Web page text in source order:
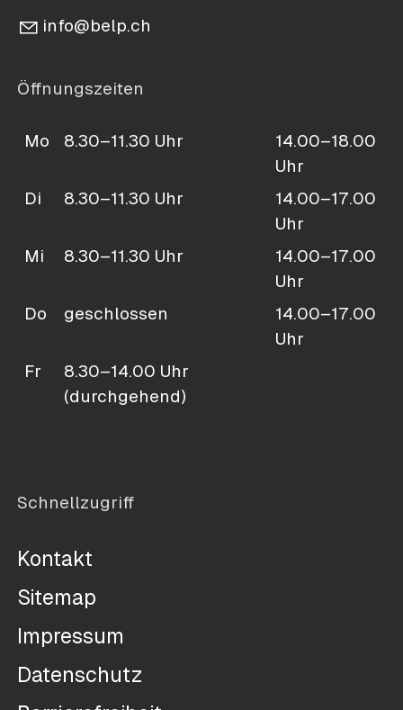
nf b lp ch
Öffnungszeiten
Mo 8.30–11.30 Uhr
14.00–18.00
Uhr
Di
8.30–11.30 Uhr
14.00–17.00
Uhr
Mi
8.30–11.30 Uhr
14.00–17.00
Uhr
Do
geschlossen
14.00–17.00
Uhr
Fr
8.30–14.00 Uhr
(durchgehend)
Schnellzugriff
Kontakt
Sitemap
Impressum
Datenschutz